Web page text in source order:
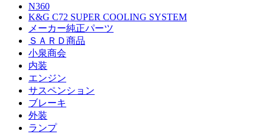
N360
K&G C72 SUPER COOLING SYSTEM
メーカー純正パーツ
ＳＡＲＤ商品
小泉商会
内装
エンジン
サスペンション
ブレーキ
外装
ランプ